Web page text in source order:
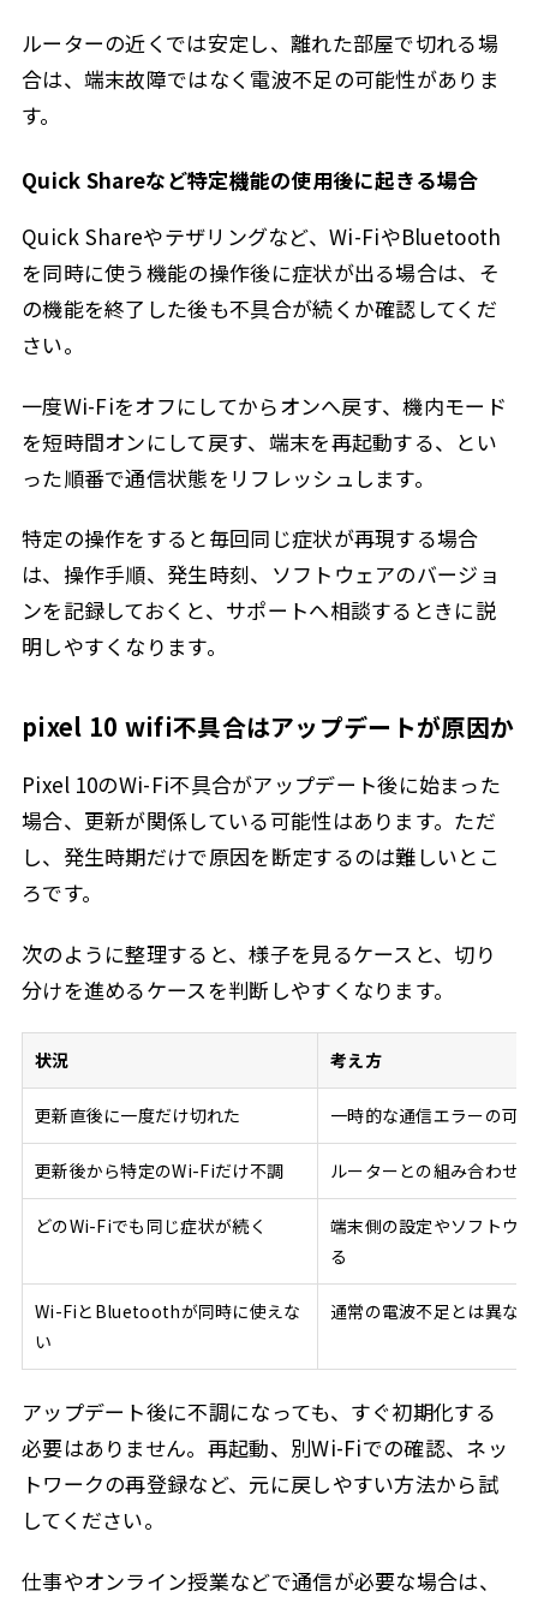
ルーターの近くでは安定し、離れた部屋で切れる場
合は、端末故障ではなく電波不足の可能性がありま
す。
Quick Shareなど特定機能の使用後に起きる場合
Quick Shareやテザリングなど、Wi-FiやBluetooth
を同時に使う機能の操作後に症状が出る場合は、そ
の機能を終了した後も不具合が続くか確認してくだ
さい。
一度Wi-Fiをオフにしてからオンへ戻す、機内モード
を短時間オンにして戻す、端末を再起動する、とい
った順番で通信状態をリフレッシュします。
特定の操作をすると毎回同じ症状が再現する場合
は、操作手順、発生時刻、ソフトウェアのバージョ
ンを記録しておくと、サポートへ相談するときに説
明しやすくなります。
pixel 10 wifi不具合はアップデートが原因か
Pixel 10のWi-Fi不具合がアップデート後に始まった
場合、更新が関係している可能性はあります。ただ
し、発生時期だけで原因を断定するのは難しいとこ
ろです。
次のように整理すると、様子を見るケースと、切り
分けを進めるケースを判断しやすくなります。
状況 考え方
更新直後に一度だけ切れた 一時的な通信エラーの可
更新後から特定のWi-Fiだけ不調 ルーターとの組み合わせ
どのWi-Fiでも同じ症状が続く
端末側の設定やソフトウ
る
Wi-FiとBluetoothが同時に使えな
い
通常の電波不足とは異な
アップデート後に不調になっても、すぐ初期化する
必要はありません。再起動、別Wi-Fiでの確認、ネッ
トワークの再登録など、元に戻しやすい方法から試
してください。
仕事やオンライン授業などで通信が必要な場合は、